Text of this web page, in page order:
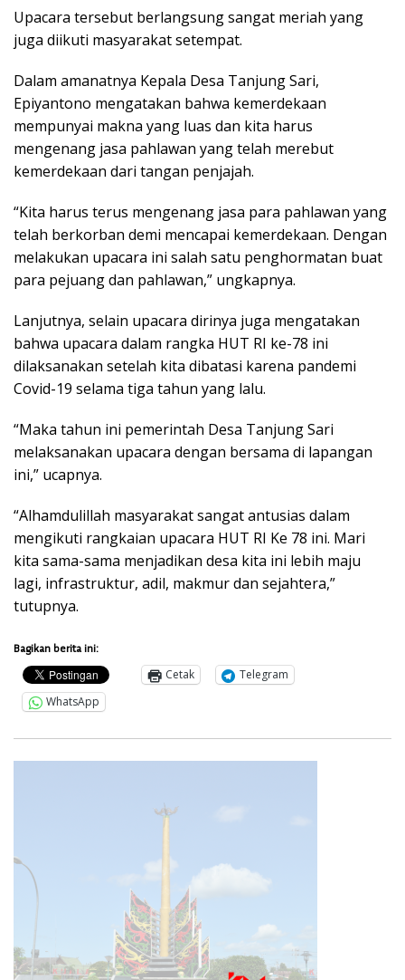
Upacara tersebut berlangsung sangat meriah yang
juga diikuti masyarakat setempat.
Dalam amanatnya Kepala Desa Tanjung Sari,
Epiyantono mengatakan bahwa kemerdekaan
mempunyai makna yang luas dan kita harus
mengenang jasa pahlawan yang telah merebut
kemerdekaan dari tangan penjajah.
“Kita harus terus mengenang jasa para pahlawan yang
telah berkorban demi mencapai kemerdekaan. Dengan
melakukan upacara ini salah satu penghormatan buat
para pejuang dan pahlawan,” ungkapnya.
Lanjutnya, selain upacara dirinya juga mengatakan
bahwa upacara dalam rangka HUT RI ke-78 ini
dilaksanakan setelah kita dibatasi karena pandemi
Covid-19 selama tiga tahun yang lalu.
“Maka tahun ini pemerintah Desa Tanjung Sari
melaksanakan upacara dengan bersama di lapangan
ini,” ucapnya.
“Alhamdulillah masyarakat sangat antusias dalam
mengikuti rangkaian upacara HUT RI Ke 78 ini. Mari
kita sama-sama menjadikan desa kita ini lebih maju
lagi, infrastruktur, adil, makmur dan sejahtera,”
tutupnya.
Bagikan berita ini:
Cetak
Telegram
WhatsApp